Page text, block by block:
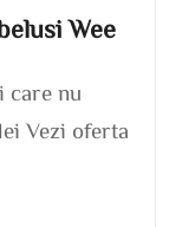
Wee
care nu
Vezi oferta